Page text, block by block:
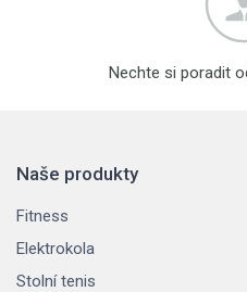
Nechte si poradit
Naše produkty
Fitness
Elektrokola
Stolní tenis